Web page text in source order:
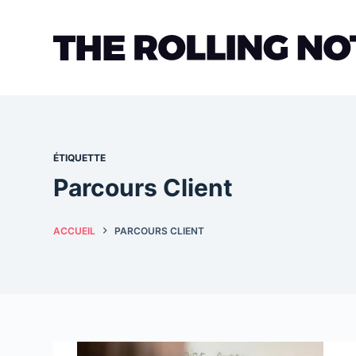
ÉTIQUETTE
Parcours Client
ACCUEIL PARCOURS CLIENT